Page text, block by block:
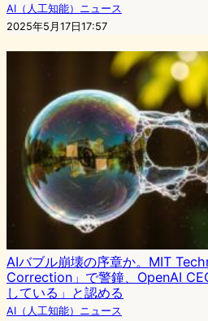
AI（人工知能）ニュース
2025年5月17日17:57
AIバブル崩壊の序章か。MIT
Correction」で警鐘、OpenAI
している」と認める
AI（人工知能）ニュース